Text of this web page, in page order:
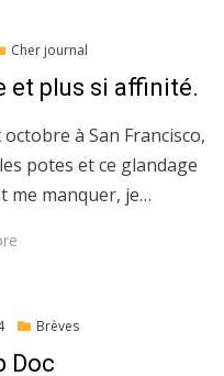
Cher journal
et plus si affinité.
à San Francisco,
potes et ce glandage
me manquer, je…
Brèves
Doc